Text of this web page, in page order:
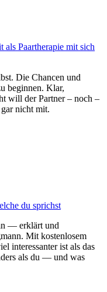
als Paartherapie mit sich
Die Chancen und
beginnen. Klar,
will der Partner – noch –
nicht mit.
du sprichst
— erklärt und
Mit kostenlosem
interessanter ist als das
als du — und was